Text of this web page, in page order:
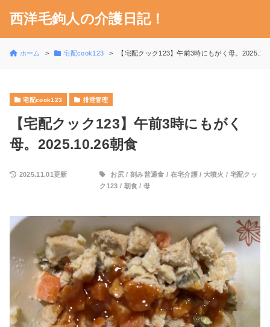
西洋毛鉤人の介護日記！
ホーム 宅配cook123 【宅配クック123】午前3時にもがく母。
宅配cook123 排泄管理
【宅配クック123】午前3時にもがく
母。2025.10.26朝食
2025.11.01更新 お尻 / 刻み普通食 / 在宅介護/ 大噴火 / 宅配クッ
ク123 / 朝食 /母